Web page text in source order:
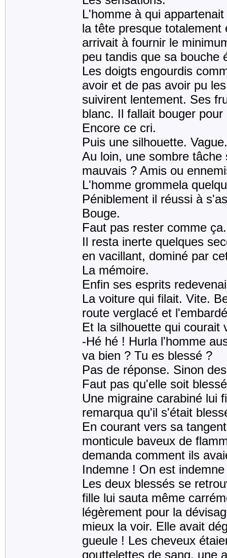
L'homme à qui
la tête presque
arrivait à fournir le
peu tandis que sa bouche
Les doigts engourdis
avoir et de pas avoir pu
suivirent lentement. Ses
blanc. Il fallait bouger
Encore ce cri.
Puis une silhouette. Vague.
Au loin, une sombre
mauvais ? Amis ou
L'homme grommela
Péniblement il réussi à
Bouge.
Faut pas rester comme ça.
Il resta inerte quelques
en vacillant, dominé par
La mémoire.
Enfin ses esprits
La voiture qui filait. Vite.
route verglacé et
Et la silhouette qui courait
-Hé hé ! Hurla l'homme
va bien ? Tu es blessé ?
Pas de réponse. Sinon
Faut pas qu'elle soit
Une migraine carabiné lui
remarqua qu'il s'était
En courant vers sa
monticule baveux de
demanda comment ils
Indemne ! On est
Les deux blessés se
fille lui sauta même
légèrement pour la
mieux la voir. Elle avait
gueule ! Les cheveux
gouttelettes de sang, une